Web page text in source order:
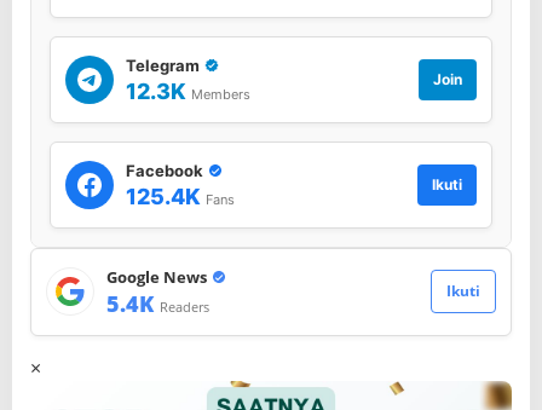
Telegram
12.3K Members
Join
Facebook
125.4K Fans
Ikuti
Google News
5.4K Readers
Ikuti
×